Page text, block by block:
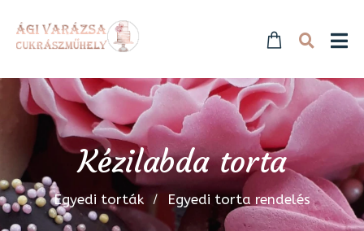
Kézilabda torta
Egyedi torták Egyedi torta rendelés